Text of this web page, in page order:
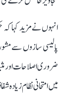
انہوں نے مزید کہا
پالیسی سازوں سے
ضروری اصلاحات اور
میں امتحانی نظام